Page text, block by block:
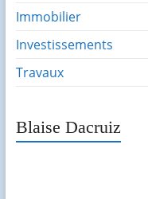
Immobilier
Investissements
Travaux
Blaise Dacruiz